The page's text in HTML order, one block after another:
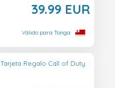
39.99 EUR
Válido para Tonga
Tarjeta Regalo Call of Duty